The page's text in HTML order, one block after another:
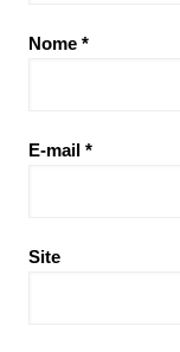
Nome *
E-mail *
Site